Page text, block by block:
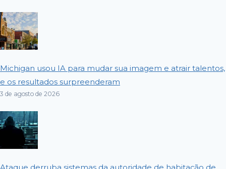
Michigan usou IA para mudar sua imagem e atrair talentos,
e os resultados surpreenderam
3 de agosto de 2026